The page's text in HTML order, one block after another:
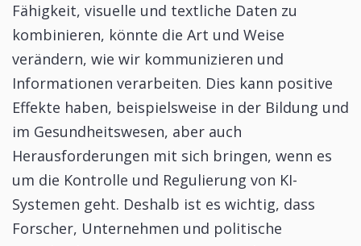
Fähigkeit, visuelle und textliche Daten zu
kombinieren, könnte die Art und Weise
verändern, wie wir kommunizieren und
Informationen verarbeiten. Dies kann positive
Effekte haben, beispielsweise in der Bildung und
im Gesundheitswesen, aber auch
Herausforderungen mit sich bringen, wenn es
um die Kontrolle und Regulierung von KI-
Systemen geht. Deshalb ist es wichtig, dass
Forscher, Unternehmen und politische